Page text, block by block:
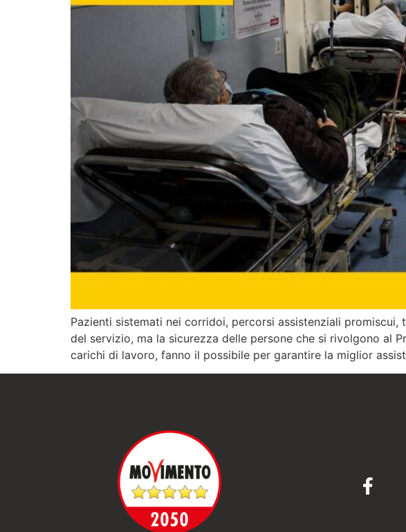
Pazienti sistemati nei corridoi, percorsi assistenziali
del servizio, ma la sicurezza delle persone che si rivolgono al
carichi di lavoro, fanno il possibile per garantire la miglior